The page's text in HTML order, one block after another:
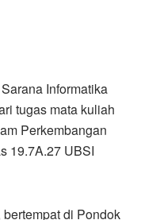
Informatika
tugas mata kuliah
Perkembangan
19.7A.27 UBSI
di Pondok